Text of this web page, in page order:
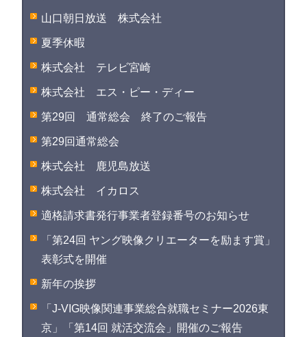
山口朝日放送 株式会社
夏季休暇
株式会社 テレビ宮崎
株式会社 エス・ピー・ディー
第29回 通常総会 終了のご報告
第29回通常総会
株式会社 鹿児島放送
株式会社 イカロス
適格請求書発行事業者登録番号のお知らせ
「第24回 ヤング映像クリエーターを励ます賞」
表彰式を開催
新年の挨拶
「J-VIG映像関連事業総合就職セミナー2026東
京」「第14回 就活交流会」開催のご報告